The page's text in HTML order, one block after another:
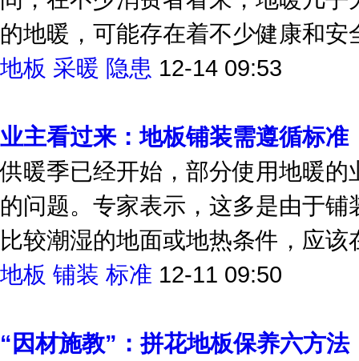
间，在不少消费者看来，地暖几
的地暖，可能存在着不少健康和安
地板
采暖 隐患
业主看过来：地板铺装需遵循标准
供暖季已经开始，部分使用地暖
的问题。专家表示，这多是由于
比较潮湿的地面或地热条件，应
地板
铺装 标准